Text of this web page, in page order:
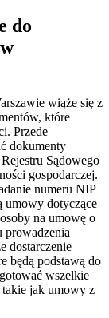
do
wiąże się z
które
Przede
dokumenty
Sądowego
gospodarczej.
numeru NIP
umowy dotyczące
na umowę o
dostarczenie
będą podstawą do
wszelkie
takie jak umowy z